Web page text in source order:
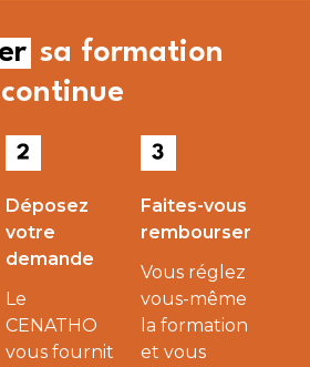
sa formation
continue
Déposez
votre
demande
Le
CENATHO
vous fournit
Faites-vous
rembourser
Vous réglez
vous-même
la formation
et vous